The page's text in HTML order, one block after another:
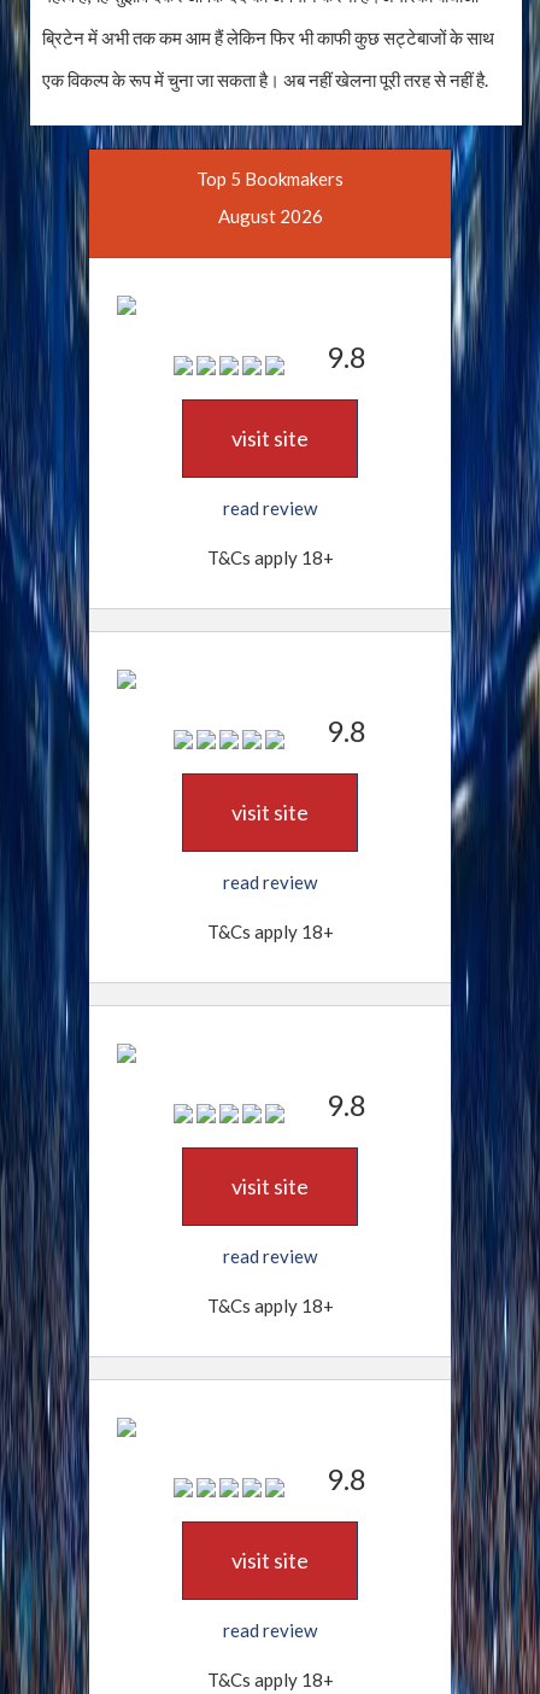
ब्रिटेन में अभी तक कम आम हैं लेकिन फिर भी काफी कुछ सट्टेबाजों के साथ
एक विकल्प के रूप में चुना जा सकता है। अब नहीं खेलना पूरी तरह से नहीं है.
Top 5 Bookmakers
August 2026
9.8
visit site
read review
T&Cs apply 18+
9.8
visit site
read review
T&Cs apply 18+
9.8
visit site
read review
T&Cs apply 18+
9.8
visit site
read review
T&Cs apply 18+